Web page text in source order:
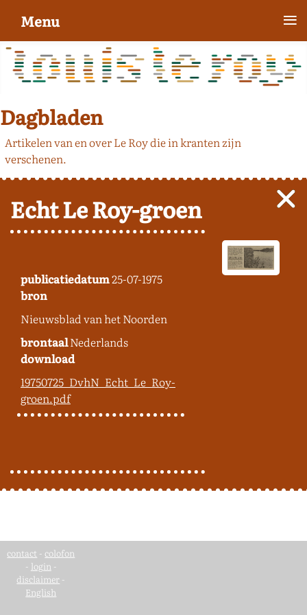
Dagbladen
Artikelen van en over Le Roy die in kranten zijn
verschenen.
Echt Le Roy-groen
publicatiedatum25-07-1975
bron
Nieuwsblad van het Noorden
brontaalNederlands
download
19750725_DvhN_Echt_Le_Roy-
groen.pdf
contact - colofon
- login -
disclaimer -
English
Menu ≡